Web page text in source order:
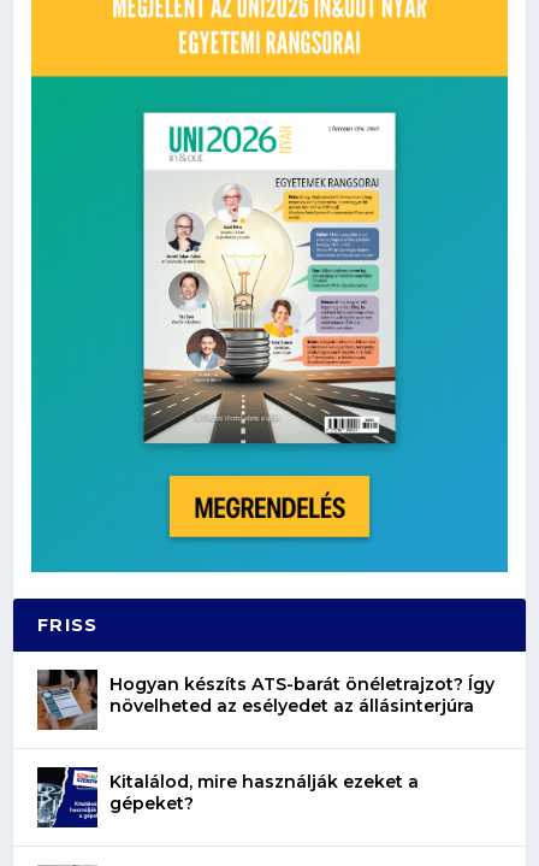
FRISS
Hogyan készíts ATS-barát önéletrajzot? Így
növelheted az esélyedet az állásinterjúra
Kitalálod, mire használják ezeket a
gépeket?